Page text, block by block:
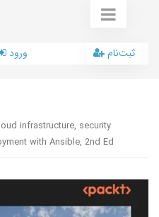
ورود ثبت‌نام
infrastructure, security
with Ansible, 2nd Ed